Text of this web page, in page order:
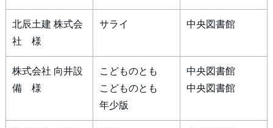
北辰土建 株式会
社 様
サライ 中央図書館
株式会社 向井設
備 様
こどものとも
こどものとも
年少版
中央図書館
中央図書館